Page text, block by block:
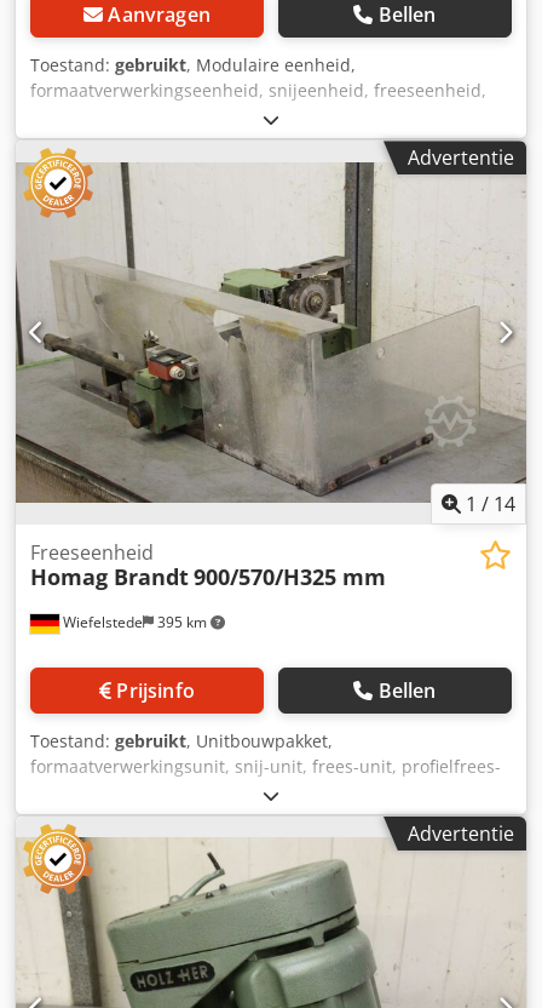
Aanvragen Bellen
Toestand: gebruikt, Modulaire eenheid,
formaatverwerkingseenheid, snijeenheid, freeseenheid,
profielfreeseenheid, voegfreeseenheid, trimeenheid,
dubbelkante profiler, kantbewerkingsmachine, scoremotor,
hakselmotor, freesmotor voor kantbewerkingsmachine,
profielhouder kantbewerkingsmachine -Fabrikant: Homag,
profielhouder van kantenaanlijmmachine BRANDT KM 35 -
Individuele onderdelen: zie foto's -Afmetingen: 665/540 /
H375 mm Dcsdpfxjgy T Nbs Adiok -Gewicht: 30 kg
Advertentie
1 / 14
Wiefelstede 395 km
Freeseenheid
Homag Brandt900/570/H325 mm
Prijsinfo Bellen
Toestand: gebruikt, Unitbouwpakket,
formaatverwerkingsunit, snij-unit, frees-unit, profielfrees-
unit, voegfrees-unit, trim-unit, dubbelkante profiler,
kantbewerkingsmachine, scoremotor, hakselmotor,
freesmotor voor kantbewerkingsmachine -Verkoop:
Overdracht in de huidige staat zoals gezien -
Beschermende afdekking: schade zie foto's -Fabrikant:
Homag, freesunit van kantenbandmachine BRANDT KS 25 -
Motor: Homag 0,75 kW / 12000 rpm Dcodpfx Adogylrljijk -
Voltage: 220V / 200 Hz -Pneumatische cilinder: Bosch -
Afmetingen: 900/570 / H325 mm -Gewicht: 44 kg
Advertentie